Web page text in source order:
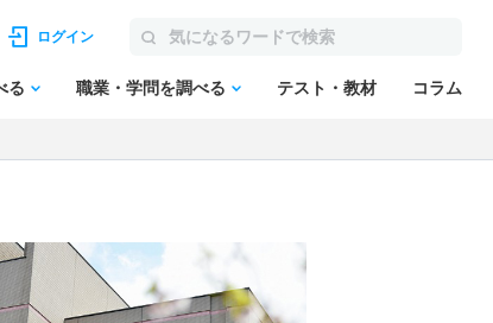
ログイン
る 職業・学問を調べる テスト・教材 コラム